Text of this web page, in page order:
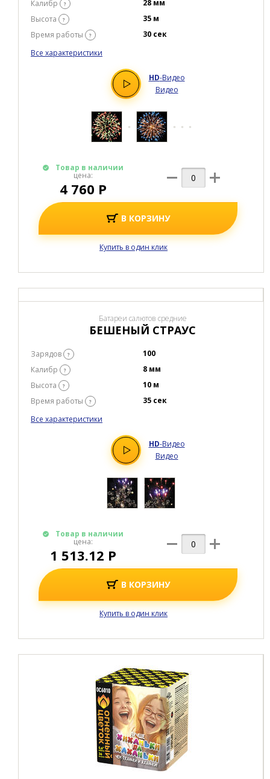
Батареи салютов средние
ДЫХАНИЕ ДРАКОНА
28 мм
35 м
Все характеристики
Товар в наличии
В КОРЗИНУ
Купить в один клик
Батареи салютов средние
БЕШЕНЫЙ СТРАУС
Зарядов
Калибр
8 мм
Время работы
35 сек
HD-Видео
Видео